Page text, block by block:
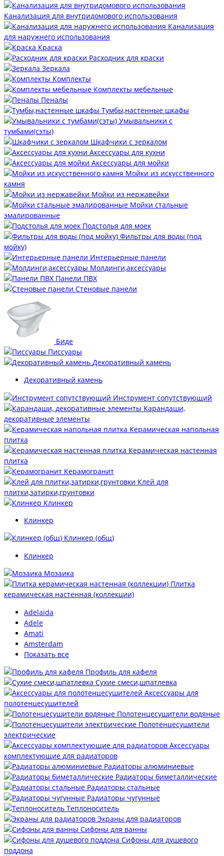
Канализация для внутридомового использования
Канализация
для наружнего использования
Краска
Расходник для краски
Зеркала
Комплекты
Комплекты мебельные
Пеналы
Тумбы,настенные шкафы
Умывальники с
тумбами(сэты)
Шкафчики с зеркалом
Аксессуары для кухни
Аксессуары для мойки
Мойки из искусственного
камня
Мойки из нержавейки
Мойки стальные
эмалированные
Подстолья для моек
Фильтры для воды (под
мойку)
Интерьерные панели
Молдинги,аксессуары
Панели ПВХ
Стеновые панели
Биде
Писсуары
Декоративный камень
Декоративный камень
Инструмент сопутствующий
Карандаши,
декоративные элементы
Керамическая напольная
плитка
Керамическая настенная
плитка
Керамогранит
Клей для
плитки,затирки,грунтовки
Клинкер
Клинкер
Клинкер (общ)
Клинкер
Мозаика
Плитка
керамическая настенная (коллекции)
Adelaida
Adele
Amati
Amsterdam
Показать все
Профиль для кафеля
Сухие смеси,шпатлевка
Аксессуары для
полотенцесушителей
Полотенцесушители водяные
Полотенцесушители
электрические
Аксессуары
комплектующие для радиаторов
Радиаторы алюминиевые
Радиаторы биметаллические
Радиаторы стальные
Радиаторы чугунные
Теплоноситель
Экраны для радиаторов
Сифоны для ванны
Сифоны для душевого
поддона